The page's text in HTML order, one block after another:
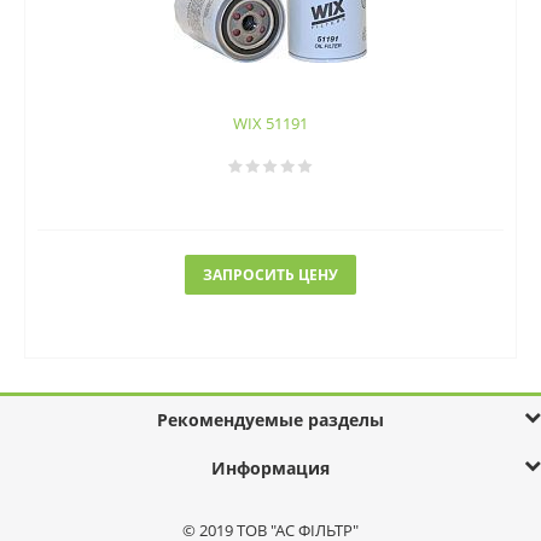
WIX 51191
ЗАПРОСИТЬ ЦЕНУ
Рекомендуемые разделы
Информация
© 2019 ТОВ "АС ФІЛЬТР"